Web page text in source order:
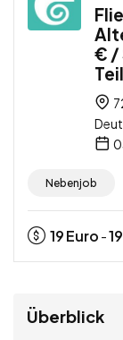
€ /
Nebenjob
19Euro -19
Überblick